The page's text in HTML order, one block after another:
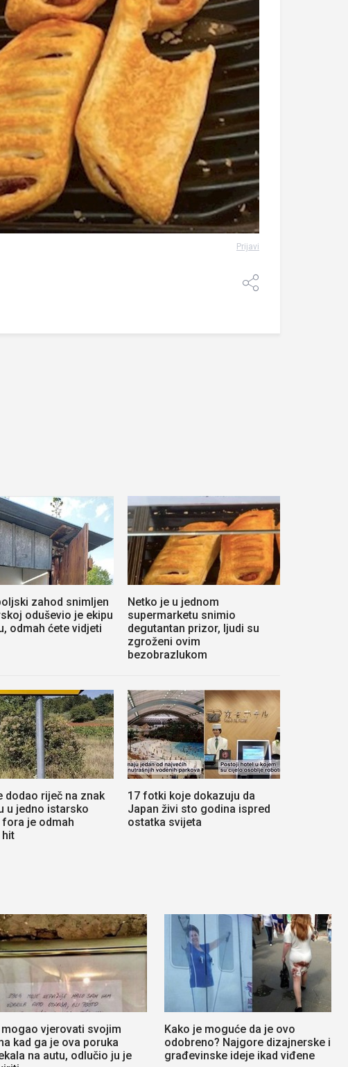
Prijavi
zahod snimljen
oduševio je ekipu
odmah ćete vidjeti
Netko je u jednom
supermarketu snimio
degutantan prizor, ljudi su
zgroženi ovim
bezobrazlukom
dodao riječ na znak
u jedno istarsko
je odmah
17 fotki koje dokazuju da
Japan živi sto godina ispred
ostatka svijeta
mogao vjerovati svojim
kad ga je ova poruka
na autu, odlučio ju je
Kako je moguće da je ovo
odobreno? Najgore dizajnerske i
građevinske ideje ikad viđene